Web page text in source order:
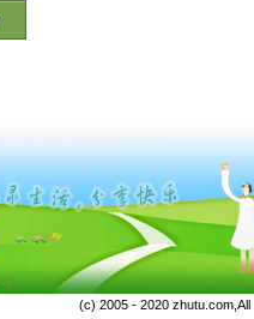
(c) 2005 - 2020